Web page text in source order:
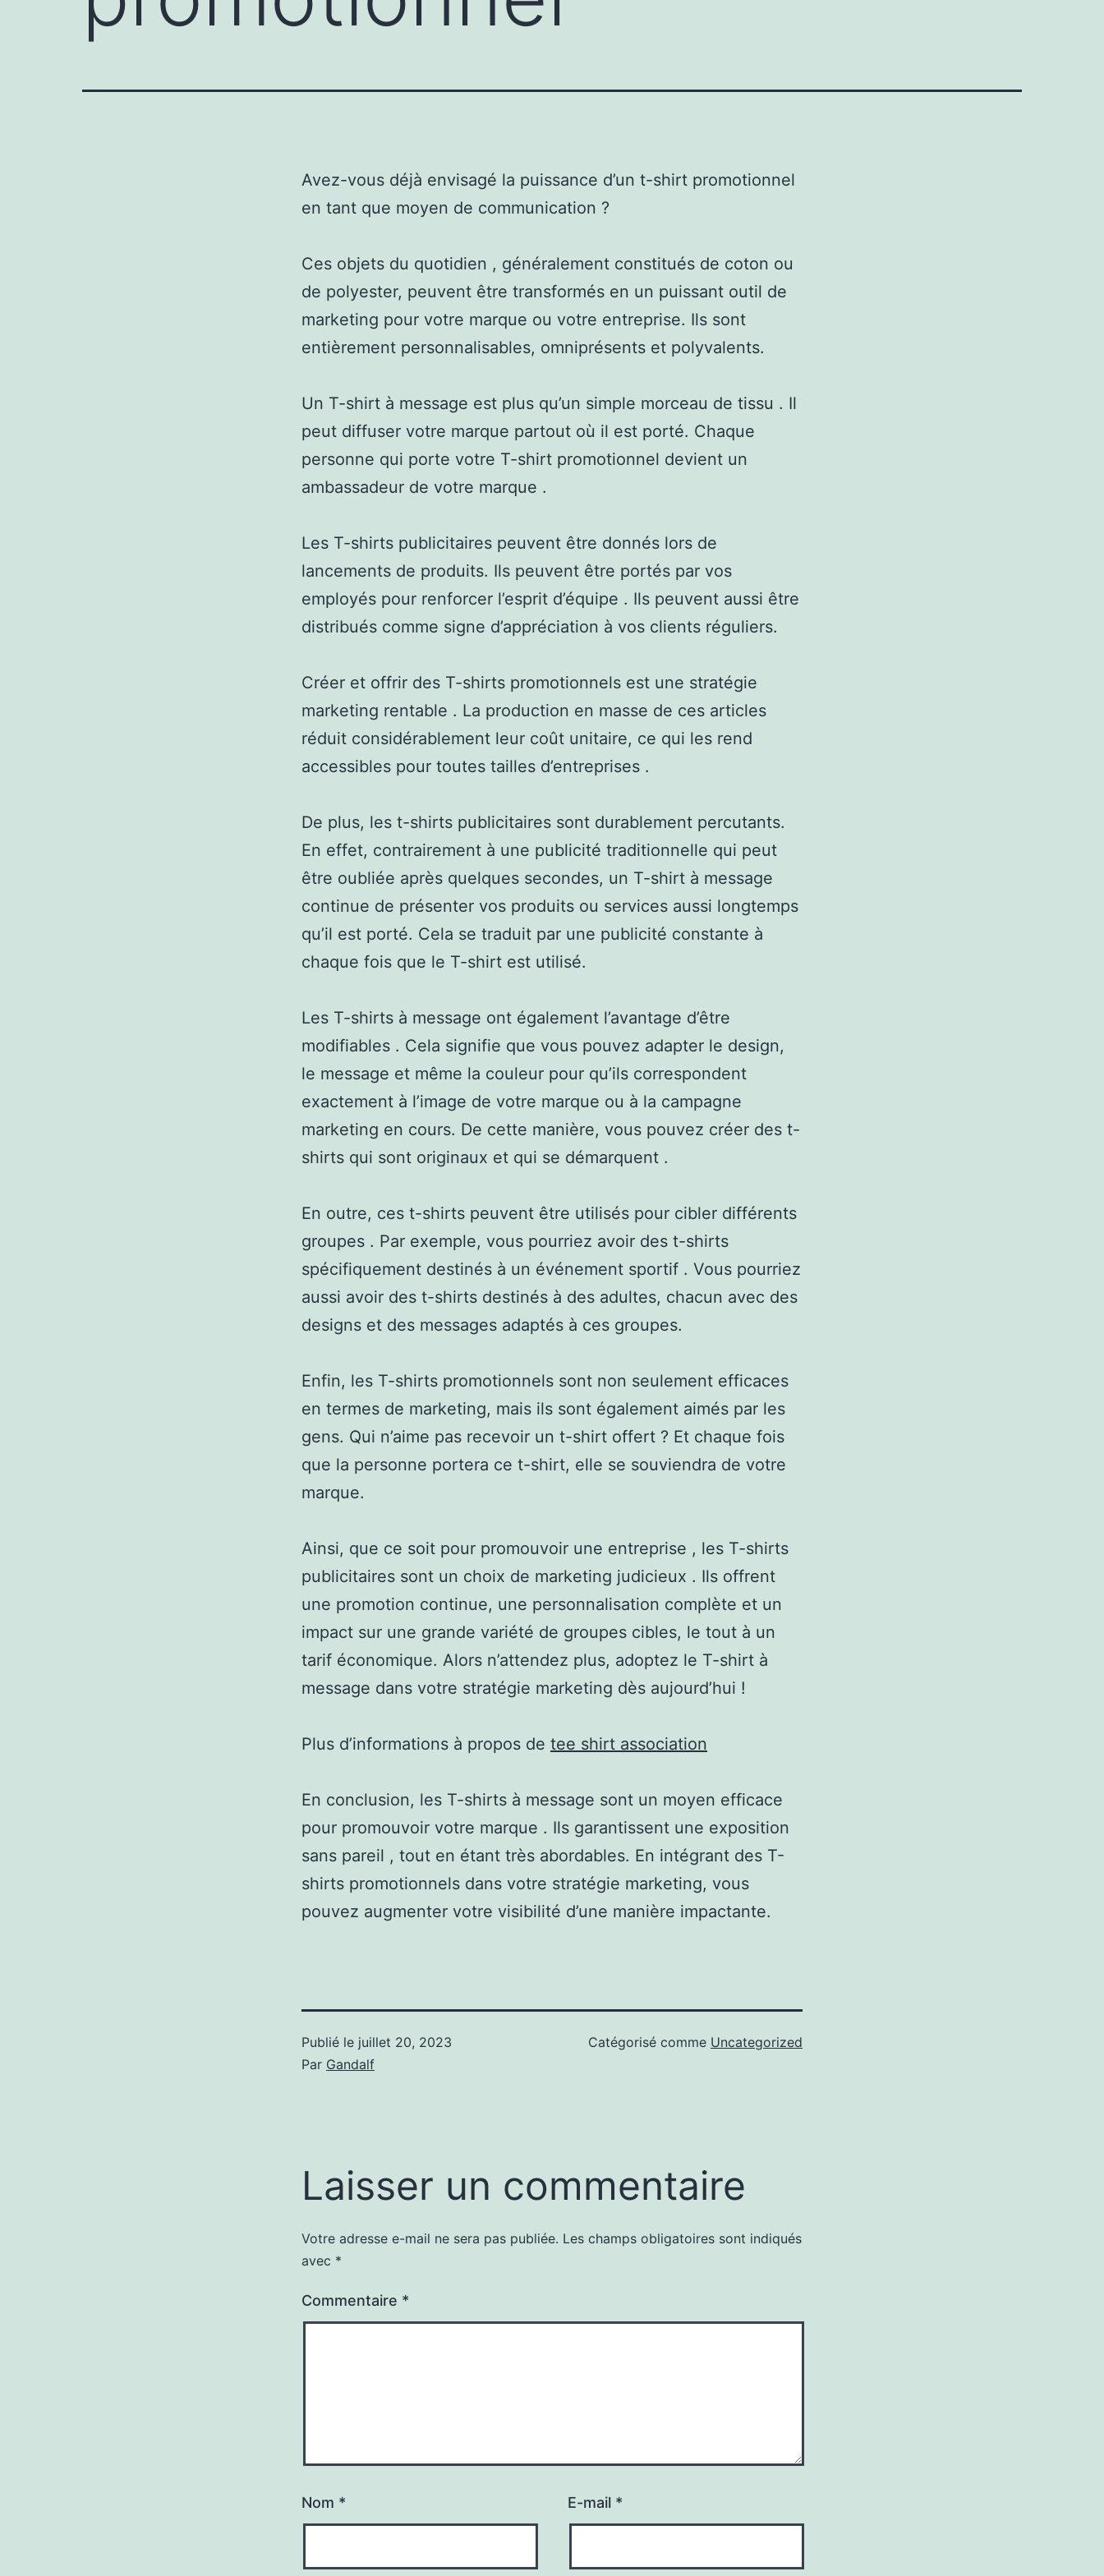
Avez-vous déjà envisagé la puissance d’un t-shirt promotionnel
en tant que moyen de communication ?
Ces objets du quotidien , généralement constitués de coton ou
de polyester, peuvent être transformés en un puissant outil de
marketing pour votre marque ou votre entreprise. Ils sont
entièrement personnalisables, omniprésents et polyvalents.
Un T-shirt à message est plus qu’un simple morceau de tissu . Il
peut diffuser votre marque partout où il est porté. Chaque
personne qui porte votre T-shirt promotionnel devient un
ambassadeur de votre marque .
Les T-shirts publicitaires peuvent être donnés lors de
lancements de produits. Ils peuvent être portés par vos
employés pour renforcer l’esprit d’équipe . Ils peuvent aussi être
distribués comme signe d’appréciation à vos clients réguliers.
Créer et offrir des T-shirts promotionnels est une stratégie
marketing rentable . La production en masse de ces articles
réduit considérablement leur coût unitaire, ce qui les rend
accessibles pour toutes tailles d’entreprises .
De plus, les t-shirts publicitaires sont durablement percutants.
En effet, contrairement à une publicité traditionnelle qui peut
être oubliée après quelques secondes, un T-shirt à message
continue de présenter vos produits ou services aussi longtemps
qu’il est porté. Cela se traduit par une publicité constante à
chaque fois que le T-shirt est utilisé.
Les T-shirts à message ont également l’avantage d’être
modifiables . Cela signifie que vous pouvez adapter le design,
le message et même la couleur pour qu’ils correspondent
exactement à l’image de votre marque ou à la campagne
marketing en cours. De cette manière, vous pouvez créer des t-
shirts qui sont originaux et qui se démarquent .
En outre, ces t-shirts peuvent être utilisés pour cibler différents
groupes . Par exemple, vous pourriez avoir des t-shirts
spécifiquement destinés à un événement sportif . Vous pourriez
aussi avoir des t-shirts destinés à des adultes, chacun avec des
designs et des messages adaptés à ces groupes.
Enfin, les T-shirts promotionnels sont non seulement efficaces
en termes de marketing, mais ils sont également aimés par les
gens. Qui n’aime pas recevoir un t-shirt offert ? Et chaque fois
que la personne portera ce t-shirt, elle se souviendra de votre
marque.
Ainsi, que ce soit pour promouvoir une entreprise , les T-shirts
publicitaires sont un choix de marketing judicieux . Ils offrent
une promotion continue, une personnalisation complète et un
impact sur une grande variété de groupes cibles, le tout à un
tarif économique. Alors n’attendez plus, adoptez le T-shirt à
message dans votre stratégie marketing dès aujourd’hui !
Plus d’informations à propos de tee shirt association
En conclusion, les T-shirts à message sont un moyen efficace
pour promouvoir votre marque . Ils garantissent une exposition
sans pareil , tout en étant très abordables. En intégrant des T-
shirts promotionnels dans votre stratégie marketing, vous
pouvez augmenter votre visibilité d’une manière impactante.
Publié le juillet 20, 2023
Par Gandalf
Catégorisé comme Uncategorized
Laisser un commentaire
Votre adresse e-mail ne sera pas publiée. Les champs obligatoires sont indiqués
avec *
Commentaire *
Nom * E-mail *